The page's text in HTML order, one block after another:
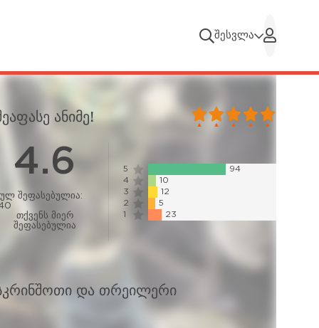
შესვლა
ანიმე!
100 1 3 4 5
4.6
შეფასებულია:
თქვენს მიერ
შეფასებულია
5
94
4
10
3
12
2
5
1
23
და თრეილერი